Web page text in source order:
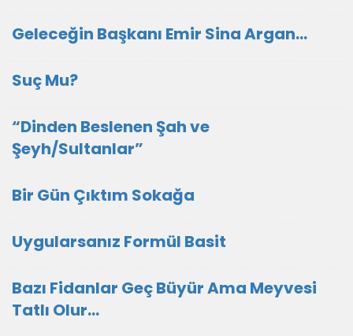
Geleceğin Başkanı Emir Sina Argan…
Suç Mu?
“Dinden Beslenen Şah ve
Şeyh/Sultanlar”
Bir Gün Çıktım Sokağa
Uygularsanız Formül Basit
Bazı Fidanlar Geç Büyür Ama Meyvesi
Tatlı Olur…